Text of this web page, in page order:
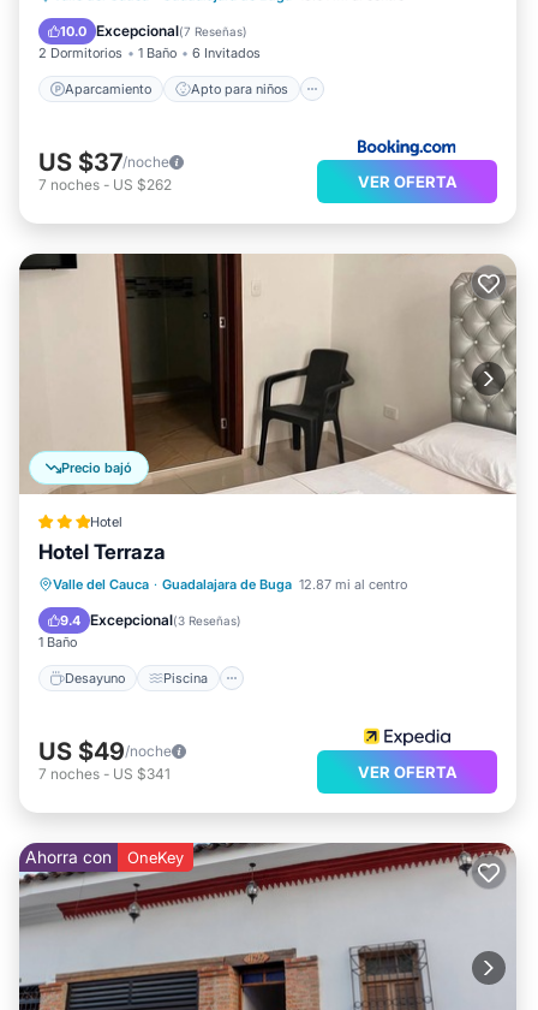
10.0 Excepcional(7 Reseñas)
2 Dormitorios 1 Baño 6 Invitados
Aparcamiento Apto para niños
Seguridad/Protección
US $37/noche
7 noches - US $262 VER OFERTA
Precio bajó
Hotel
Hotel Terraza
Valle del Cauca · Guadalajara de Buga 12.87 mi al centro
9.4 Excepcional(3 Reseñas)
1 Baño
Desayuno Piscina
Desayuno Piscina
Internet
Apto para niños
US $49/noche
7 noches - US $341 VER OFERTA
Ahorra con OneKey